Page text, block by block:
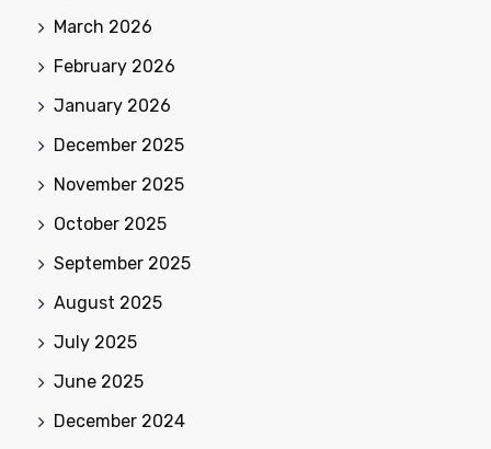
March 2026
February 2026
January 2026
December 2025
November 2025
October 2025
September 2025
August 2025
July 2025
June 2025
December 2024